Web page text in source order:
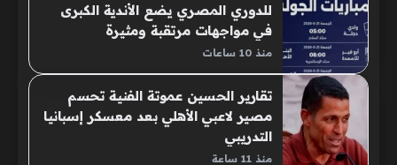
للدوري المصري يضع الأندية الكبرى
في مواجهات مرتقبة ومثيرة
منذ 10 ساعات
تقارير الحسين عموتة الفنية تحسم
مصير لاعبي الأهلي بعد معسكر إسبانيا
التدريبي
منذ 11 ساعة